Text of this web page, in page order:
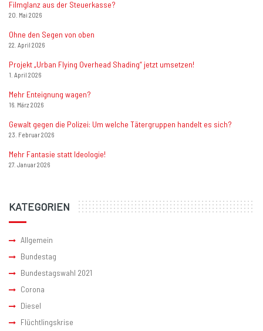
Filmglanz aus der Steuerkasse?
20. Mai 2026
Ohne den Segen von oben
22. April 2026
Projekt „Urban Flying Overhead Shading“ jetzt umsetzen!
1. April 2026
Mehr Enteignung wagen?
16. März 2026
Gewalt gegen die Polizei: Um welche Tätergruppen handelt es sich?
23. Februar 2026
Mehr Fantasie statt Ideologie!
27. Januar 2026
KATEGORIEN
Allgemein
Bundestag
Bundestagswahl 2021
Corona
Diesel
Flüchtlingskrise